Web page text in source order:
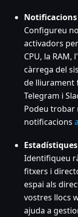
Configureu
activadors
CPU, la RAM,
càrrega del
de lliurament
Telegram i
Podeu trobar
notificacions
Identifiqueu
fitxers i
espai als
vostres llocs
ajuda a